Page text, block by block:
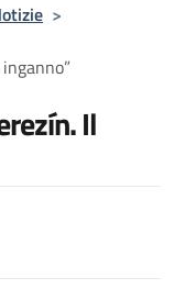
>
Il